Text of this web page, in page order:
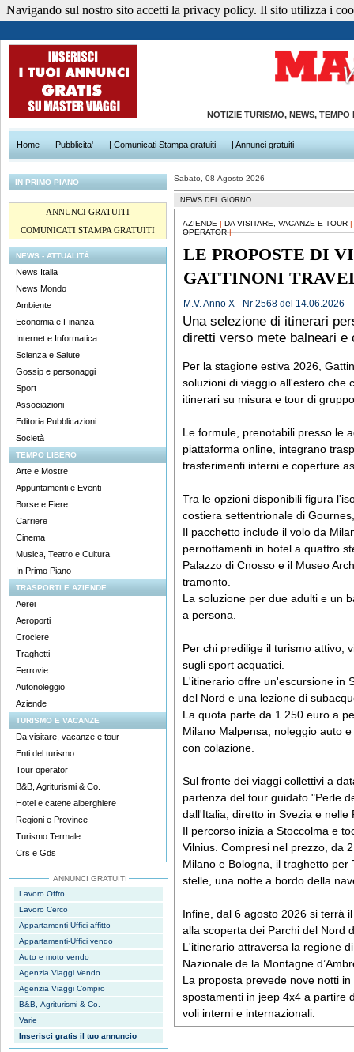
NOTIZIE TURISMO, NEWS,
Home Pubblicita' | Comunicati Stampa gratuiti | Annunci gratuiti
IN PRIMO PIANO
ANNUNCI GRATUITI
COMUNICATI STAMPA GRATUITI
NEWS - ATTUALITÀ
News Italia
News Mondo
Ambiente
Economia e Finanza
Internet e Informatica
Scienza e Salute
Gossip e personaggi
Sport
Associazioni
Editoria Pubblicazioni
Società
TEMPO LIBERO
Arte e Mostre
Appuntamenti e Eventi
Borse e Fiere
Carriere
Cinema
Musica, Teatro e Cultura
In Primo Piano
TRASPORTI E AZIENDE
Aerei
Aeroporti
Crociere
Traghetti
Ferrovie
Autonoleggio
Aziende
TURISMO E VACANZE
Da visitare, vacanze e tour
Enti del turismo
Tour operator
B&B, Agriturismi & Co.
Hotel e catene alberghiere
Regioni e Province
Turismo Termale
Crs e Gds
ANNUNCI GRATUITI
Lavoro Offro
Lavoro Cerco
Appartamenti-Uffici affitto
Appartamenti-Uffici vendo
Auto e moto vendo
Agenzia Viaggi Vendo
Agenzia Viaggi Compro
B&B, Agriturismi & Co.
Varie
Inserisci gratis il tuo annuncio
Sabato, 08 Agosto 2026
NEWS DEL GIORNO
AZIENDE | DA VISITARE, VACANZE E TOUR |
OPERATOR|
LE PROPOSTE DI
GATTINONI
M.V. Anno X - Nr 2568 del 14.06.2026
Una selezione di itinerari
diretti verso mete balneari e
Per la stagione estiva 2026,
soluzioni di viaggio all'estero che
itinerari su misura e tour di
Le formule, prenotabili presso le
piattaforma online, integrano
trasferimenti interni e coperture
Tra le opzioni disponibili figura
costiera settentrionale di
Il pacchetto include il volo da
pernottamenti in hotel a quattro
Palazzo di Cnosso e il Museo
tramonto.
La soluzione per due adulti e un
a persona.
Per chi predilige il turismo attivo,
sugli sport acquatici.
L'itinerario offre un'escursione in
del Nord e una lezione di
La quota parte da 1.250 euro a
Milano Malpensa, noleggio auto
con colazione.
Sul fronte dei viaggi collettivi a
partenza del tour guidato "Perle
dall'Italia, diretto in Svezia e nelle
Il percorso inizia a Stoccolma e
Vilnius. Compresi nel prezzo, da
Milano e Bologna, il traghetto per
stelle, una notte a bordo della
Infine, dal 6 agosto 2026 si terrà
alla scoperta dei Parchi del Nord
L'itinerario attraversa la regione
Nazionale de la Montagne
La proposta prevede nove notti
spostamenti in jeep 4x4 a partire
voli interni e internazionali.
Navigando sul nostro sito accetti la privacy policy. Il sito utilizza i